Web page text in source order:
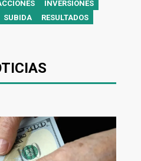
INVERSIONES
SUBIDA RESULTADOS